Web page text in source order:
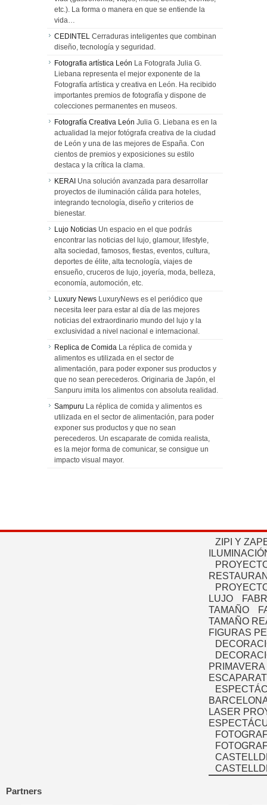
etc.). La forma o manera en que se entiende la
vida…
CEDINTEL Cerraduras inteligentes que combinan
diseño, tecnología y seguridad.
Fotografia artística León La Fotografa Julia G.
Liebana representa el mejor exponente de la
Fotografía artística y creativa en León. Ha recibido
importantes premios de fotografía y dispone de
colecciones permanentes en museos.
Fotografía Creativa León Julia G. Liebana es en la
actualidad la mejor fotógrafa creativa de la ciudad
de León y una de las mejores de España. Con
cientos de premios y exposiciones su estilo
destaca y la crítica la clama.
KERAI Una solución avanzada para desarrollar
proyectos de iluminación cálida para hoteles,
integrando tecnología, diseño y criterios de
bienestar.
Lujo Noticias Un espacio en el que podrás
encontrar las noticias del lujo, glamour, lifestyle,
alta sociedad, famosos, fiestas, eventos, cultura,
deportes de élite, alta tecnología, viajes de
ensueño, cruceros de lujo, joyería, moda, belleza,
economía, automoción, etc.
Luxury News LuxuryNews es el periódico que
necesita leer para estar al día de las mejores
noticias del extraordinario mundo del lujo y la
exclusividad a nivel nacional e internacional.
Replica de Comida La réplica de comida y
alimentos es utilizada en el sector de
alimentación, para poder exponer sus productos y
que no sean perecederos. Originaria de Japón, el
Sanpuru imita los alimentos con absoluta realidad.
Sampuru La réplica de comida y alimentos es
utilizada en el sector de alimentación, para poder
exponer sus productos y que no sean
perecederos. Un escaparate de comida realista,
es la mejor forma de comunicar, se consigue un
impacto visual mayor.
ZIPI Y
LUJO
TAMAÑO
TAMAÑO
FIGURAS
PRIMAVERA
LASER
Partners